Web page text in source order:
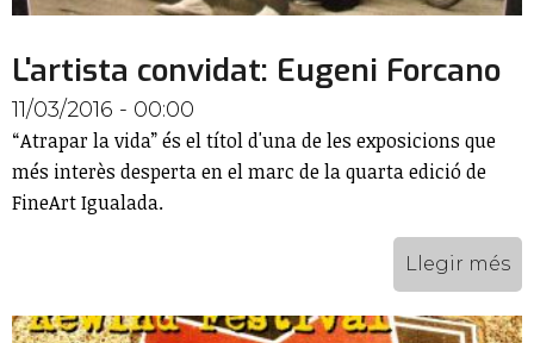
L'artista convidat: Eugeni Forcano
11/03/2016 - 00:00
“Atrapar la vida” és el títol d'una de les exposicions que
més interès desperta en el marc de la quarta edició de
FineArt Igualada.
Llegir més